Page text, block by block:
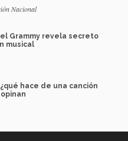
Nacional
Grammy revela secreto
musical
¿qué hace de una canción